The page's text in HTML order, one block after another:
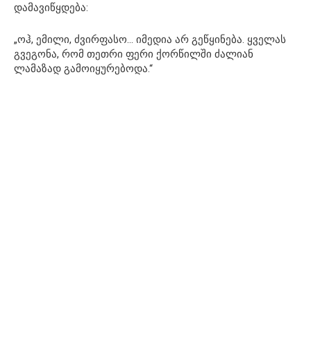
დამავიწყდება:
„ოჰ, ემილი, ძვირფასო… იმედია არ გეწყინება. ყველას
გვეგონა, რომ თეთრი ფერი ქორწილში ძალიან
ლამაზად გამოიყურებოდა.“